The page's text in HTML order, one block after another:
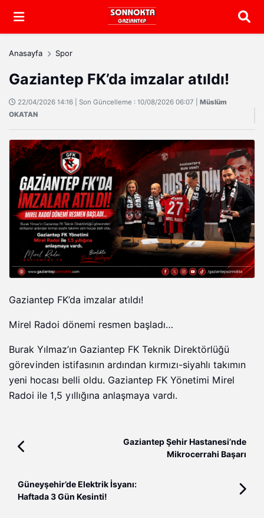
Arama
Anasayfa Spor
Gaziantep FK’da imzalar atıldı!
22/04/2026 14:16 | Son Güncelleme : 10/08/2026 06:07 | Müslüm
OKATAN
Gaziantep FK’da imzalar atıldı!
Mirel Radoi dönemi resmen başladı…
Burak Yılmaz’ın Gaziantep FK Teknik Direktörlüğü
görevinden istifasının ardından kırmızı-siyahlı takımın
yeni hocası belli oldu. Gaziantep FK Yönetimi Mirel
Radoi ile 1,5 yıllığına anlaşmaya vardı.
Gaziantep Şehir Hastanesi’nde
Mikrocerrahi Başarı
Güneyşehir’de Elektrik İsyanı:
Haftada 3 Gün Kesinti!